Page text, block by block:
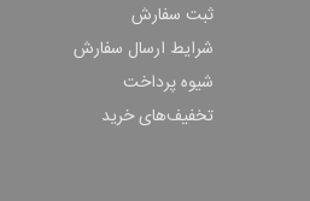
ثبت سفارش
شرایط ارسال سفارش
شیوه پرداخت
تخفیف‌های خرید